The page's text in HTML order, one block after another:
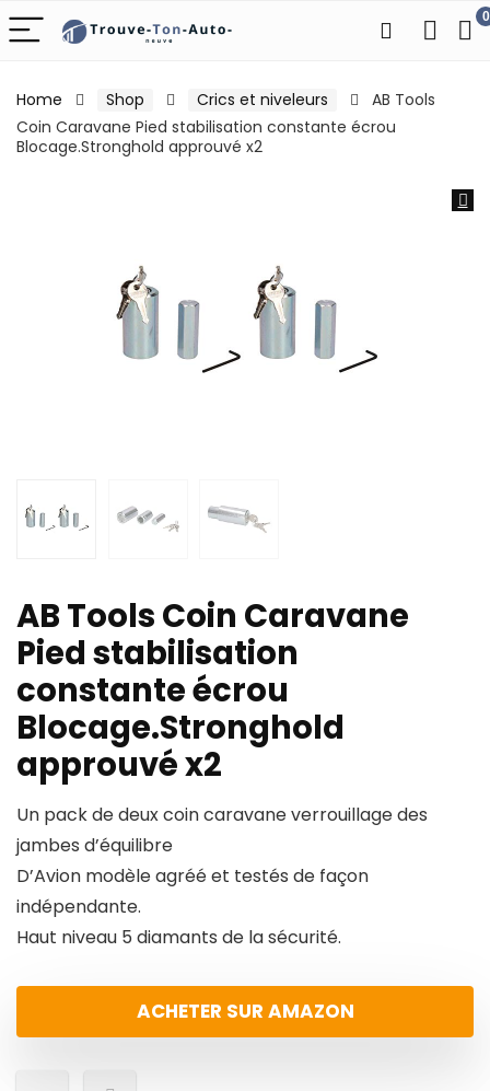
0
Home Shop Crics et niveleurs
AB Tools
Coin Caravane Pied stabilisation constante écrou
Blocage.Stronghold approuvé x2
AB Tools Coin Caravane
Pied stabilisation
constante écrou
Blocage.Stronghold
approuvé x2
Un pack de deux coin caravane verrouillage des
jambes d’équilibre
D’Avion modèle agréé et testés de façon
indépendante.
Haut niveau 5 diamants de la sécurité.
ACHETER SUR AMAZON